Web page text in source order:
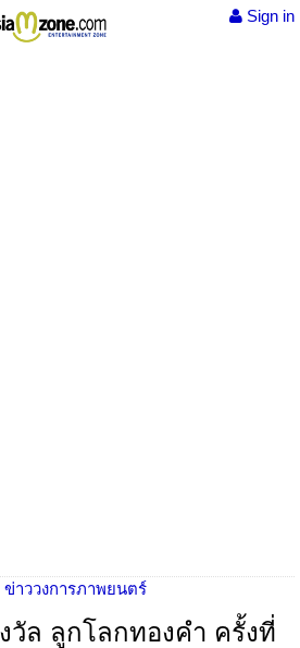
Sign in
ข่าววงการภาพยนตร์
วัล ลูกโลกทองคำ ครั้งที่